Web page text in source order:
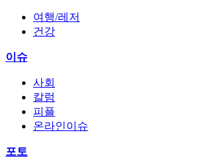
여행/레저
건강
이슈
사회
칼럼
피플
온라인이슈
포토